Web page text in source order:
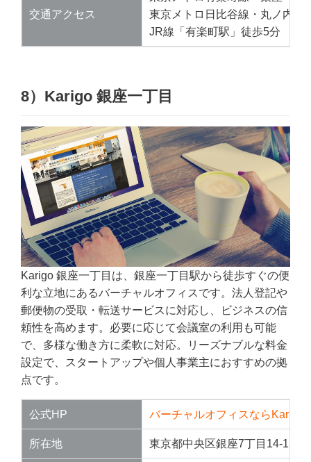
交通アクセス
東京メトロ日比谷線・丸ノ内線
JR線「有楽町駅」徒歩5分
8） Karigo 銀座一丁目
Karigo 銀座一丁目は、銀座一丁目駅から徒歩すぐの便
利な立地にあるバーチャルオフィスです。法人登記や
郵便物の受取・転送サービスに対応し、ビジネスの信
頼性を高めます。必要に応じて会議室の利用も可能
で、多様な働き方に柔軟に対応。リーズナブルな料金
設定で、スタートアップや個人事業主におすすめの拠
点です。
公式HP バーチャルオフィスならKarigo
所在地 東京都中央区銀座7丁目14-15